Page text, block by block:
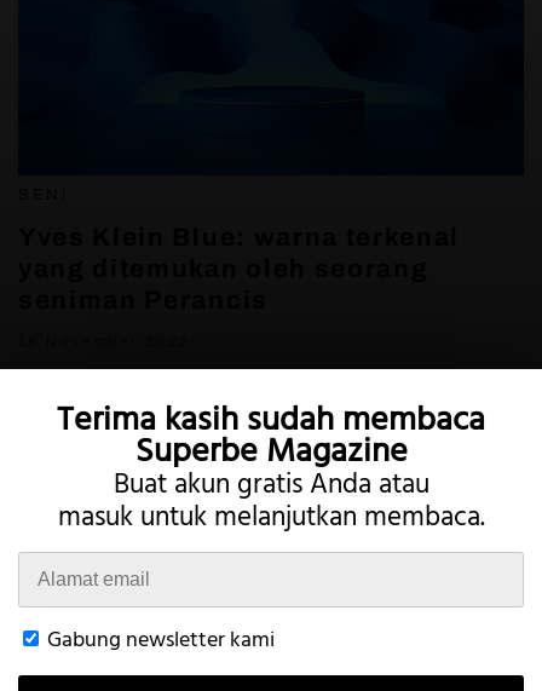
Terima kasih sudah membaca
Superbe Magazine
Buat akun gratis Anda atau
masuk untuk melanjutkan membaca.
Gabung newsletter kami
Twitter Instagram